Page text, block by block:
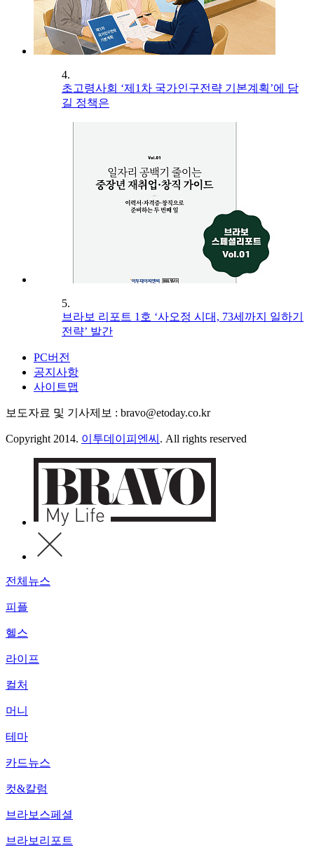
4.
초고령사회 ‘제1차 국가인구전략 기본계획’에 담
길 정책은
5.
브라보 리포트 1호 ‘사오정 시대, 73세까지 일하기
전략’ 발간
PC버전
공지사항
사이트맵
보도자료 및 기사제보 : bravo@etoday.co.kr
Copyright 2014. 이투데이피엔씨 . All rights reserved
전체뉴스
피플
헬스
라이프
컬처
머니
테마
카드뉴스
컷&칼럼
브라보스페셜
브라보리포트